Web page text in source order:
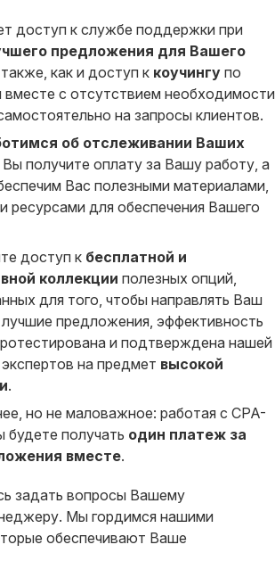
доступ к службе поддержки при
предложения для Вашего
, также, как и доступ к коучингу по
с отсутствием необходимости
на запросы клиентов.
об отслеживании Ваших
Вы получите оплату за Вашу работу, а
Вас полезными материалами,
ресурсами для обеспечения Вашего
доступ к бесплатной и
коллекции полезных опций,
для того, чтобы направлять Ваш
предложения, эффективность
и подтверждена нашей
на предмет высокой
.
но не маловажное: работая с CPA-
будете получать один платеж за
вместе.
задать вопросы Вашему
Мы гордимся нашими
обеспечивают Ваше